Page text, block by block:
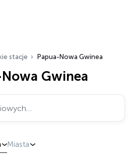
stacje Papua-Nowa Gwinea
Gwinea
Miasta